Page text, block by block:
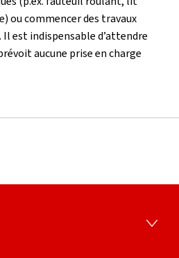
ou commencer des travaux
est indispensable d’attendre
aucune prise en charge